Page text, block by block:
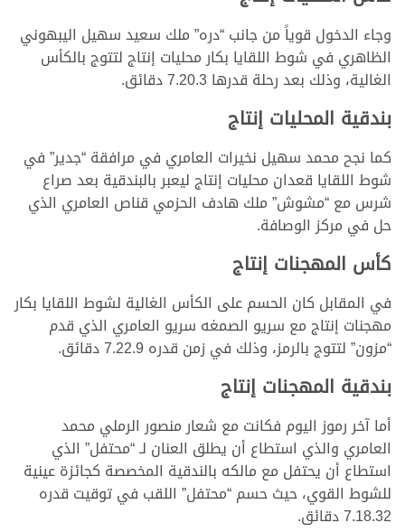
وجاء الدخول قوياً من جانب “دره” ملك سعيد سهيل اليبهوني
الظاهري في شوط اللقايا بكار محليات إنتاج لتتوج بالكأس
الغالية، وذلك بعد رحلة قدرها 7.20.3 دقائق.
بندقية المحليات إنتاج
كما نجح محمد سهيل نخيرات العامري في مرافقة “جدير” في
شوط اللقايا قعدان محليات إنتاج ليعبر بالبندقية بعد صراع
شرس مع “مشوش” ملك هادف الحزمي قناص العامري الذي
حل في مركز الوصافة.
كأس المهجنات إنتاج
في المقابل كان الحسم على الكأس الغالية لشوط اللقايا بكار
مهجنات إنتاج مع سريو الصمغه سريو العامري الذي قدم
“مزون” لتتوج بالرمز، وذلك في زمن قدره 7.22.9 دقائق.
بندقية المهجنات إنتاج
أما آخر رموز اليوم فكانت مع شعار منصور الرملي محمد
العامري والذي استطاع أن يطلق العنان لـ “محتفل” الذي
استطاع أن يحتفل مع مالكه بالندقية المخصصة كجائزة عينية
للشوط القوي، حيث حسم “محتفل” اللقب في توقيت قدره
7.18.32 دقائق.